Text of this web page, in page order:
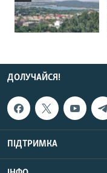
ДОЛУЧАЙСЯ!
ПІДТРИМКА